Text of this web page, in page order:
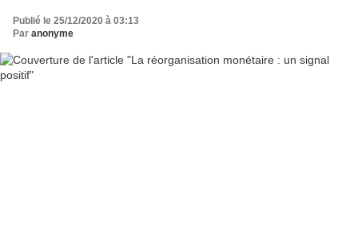
Publié le 25/12/2020 à 03:13
Par anonyme